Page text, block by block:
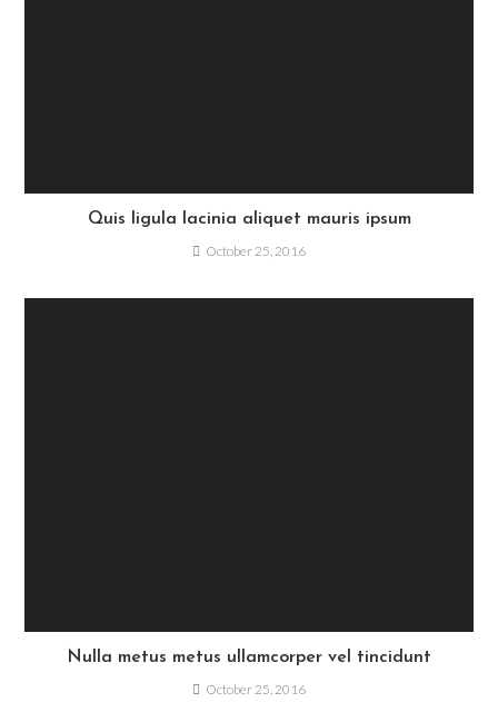
Quis ligula lacinia aliquet mauris ipsum
October 25, 2016
Nulla metus metus ullamcorper vel tincidunt
October 25, 2016